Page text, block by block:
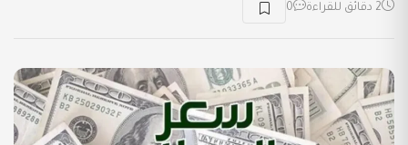
2 دقائق للقراءة 0